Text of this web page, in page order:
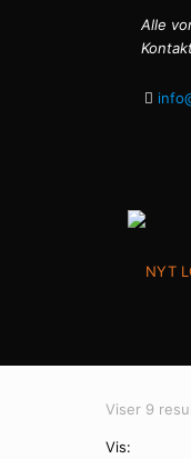
Alle
Viser 9
Vis: